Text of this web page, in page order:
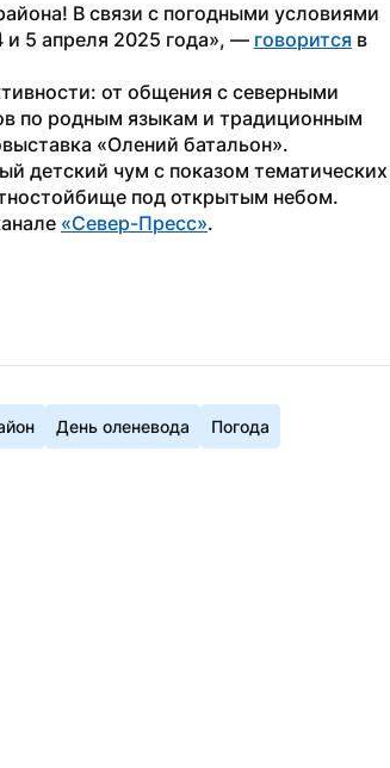
В связи с погодными условиями
и 5 апреля 2025 года», — говорится в
от общения с северными
по родным языкам и традиционным
«Олений батальон».
детский чум с показом тематических
под открытым небом.
«Север-Пресс».
День оленевода Погода